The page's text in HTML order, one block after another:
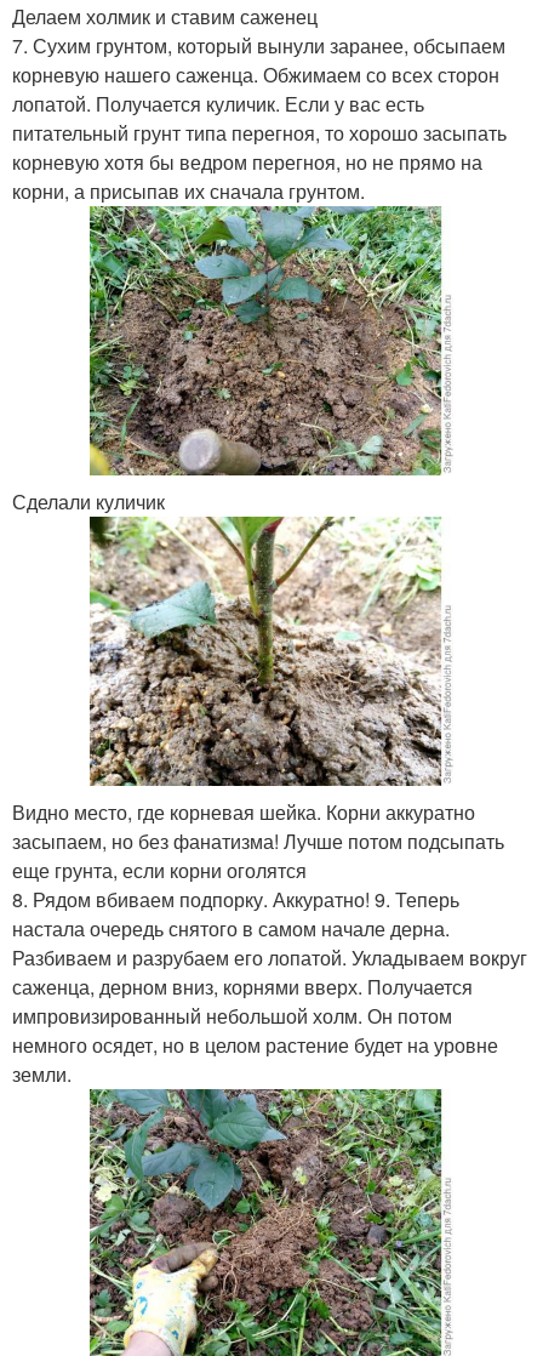
Делаем холмик и ставим саженец
7. Сухим грунтом, который вынули заранее, обсыпаем
корневую нашего саженца. Обжимаем со всех сторон
лопатой. Получается куличик. Если у вас есть
питательный грунт типа перегноя, то хорошо засыпать
корневую хотя бы ведром перегноя, но не прямо на
корни, а присыпав их сначала грунтом.
Сделали куличик
Видно место, где корневая шейка. Корни аккуратно
засыпаем, но без фанатизма! Лучше потом подсыпать
еще грунта, если корни оголятся
8. Рядом вбиваем подпорку. Аккуратно! 9. Теперь
настала очередь снятого в самом начале дерна.
Разбиваем и разрубаем его лопатой. Укладываем вокруг
саженца, дерном вниз, корнями вверх. Получается
импровизированный небольшой холм. Он потом
немного осядет, но в целом растение будет на уровне
земли.